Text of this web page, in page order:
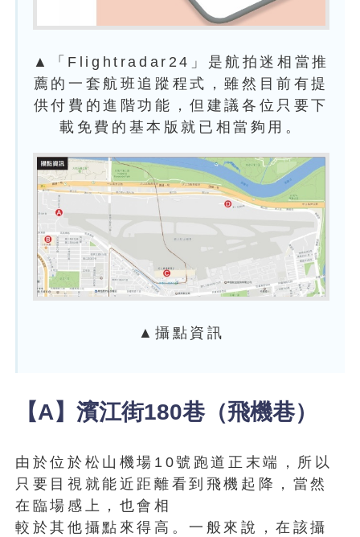
▲「Flightradar24」是航拍迷相當推
薦的一套航班追蹤程式，雖然目前有提
供付費的進階功能，但建議各位只要下
載免費的基本版就已相當夠用。
▲攝點資訊
【A】濱江街180巷（飛機巷）
由於位於松山機場10號跑道正末端，所以
只要目視就能近距離看到飛機起降，當然
在臨場感上，也會相
較於其他攝點來得高。一般來說，在該攝